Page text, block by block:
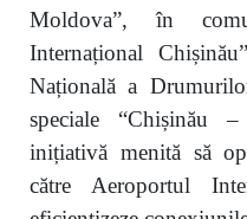
Moldova”, în
Internațional
Națională a
speciale “Chișinău
inițiativă menită să
către Aeroportul